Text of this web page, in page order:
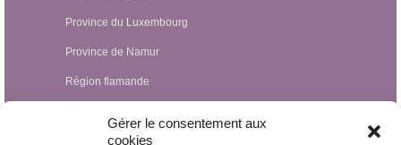
Gérer le consentement aux
cookies
Province du Luxembourg
Province de Namur
Région flamande
Hypnothérapeutes Luxembourg